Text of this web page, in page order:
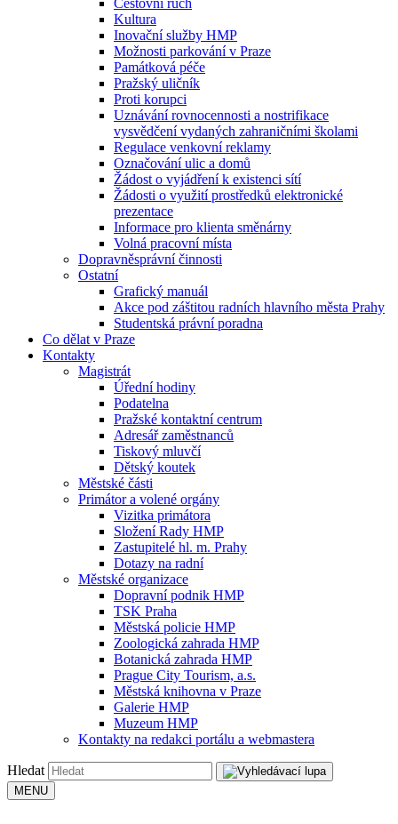
Cestovní ruch
Kultura
Inovační služby HMP
Možnosti parkování v Praze
Památková péče
Pražský uličník
Proti korupci
Uznávání rovnocennosti a nostrifikace
vysvědčení vydaných zahraničními školami
Regulace venkovní reklamy
Označování ulic a domů
Žádost o vyjádření k existenci sítí
Žádosti o využití prostředků elektronické
prezentace
Informace pro klienta směnárny
Volná pracovní místa
Dopravněsprávní činnosti
Ostatní
Grafický manuál
Akce pod záštitou radních hlavního města Prahy
Studentská právní poradna
Co dělat v Praze
Kontakty
Magistrát
Úřední hodiny
Podatelna
Pražské kontaktní centrum
Adresář zaměstnanců
Tiskový mluvčí
Dětský koutek
Městské části
Primátor a volené orgány
Vizitka primátora
Složení Rady HMP
Zastupitelé hl. m. Prahy
Dotazy na radní
Městské organizace
Dopravní podnik HMP
TSK Praha
Městská policie HMP
Zoologická zahrada HMP
Botanická zahrada HMP
Prague City Tourism, a.s.
Městská knihovna v Praze
Galerie HMP
Muzeum HMP
Kontakty na redakci portálu a webmastera
Hledat
MENU